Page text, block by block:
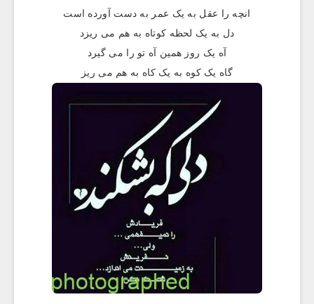
انچه را عقل به یک عمر به دست آورده است
دل به یک لحظه کوتاه به هم می ریزد
آه یک روز همین آه تو را می گیرد
گاه یک کوه به یک کاه به هم می ریز